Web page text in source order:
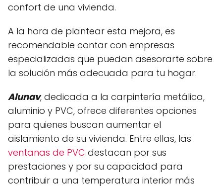
confort de una vivienda.
A la hora de plantear esta mejora, es
recomendable contar con empresas
especializadas que puedan asesorarte sobre
la solución más adecuada para tu hogar.
Alunav, dedicada a la carpintería metálica,
aluminio y PVC, ofrece diferentes opciones
para quienes buscan aumentar el
aislamiento de su vivienda. Entre ellas, las
ventanas de PVC destacan por sus
prestaciones y por su capacidad para
contribuir a una temperatura interior más